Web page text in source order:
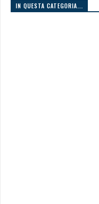
IN QUESTA CATEGORIA...